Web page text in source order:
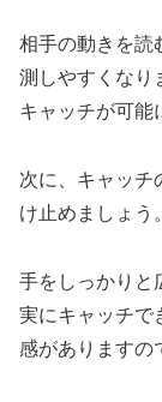
相手の動きを読
測しやすくなり
キャッチが可能
次に、キャッチ
け止めましょう。
手をしっかりと
実にキャッチで
感がありますの